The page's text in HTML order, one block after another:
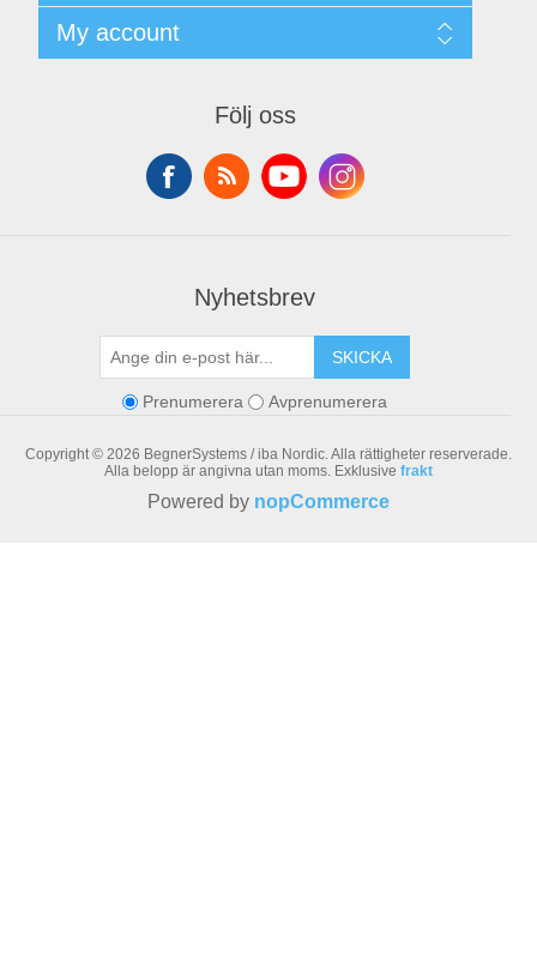
Terms & Conditions
Begner Machines & Mechanical Systems
Downloads
My account
Följ oss
Nyhetsbrev
SKICKA
Prenumerera Avprenumerera
Copyright © 2026 BegnerSystems / iba Nordic. Alla rättigheter reserverade.
Alla belopp är angivna utan moms. Exklusive frakt
Powered by nopCommerce